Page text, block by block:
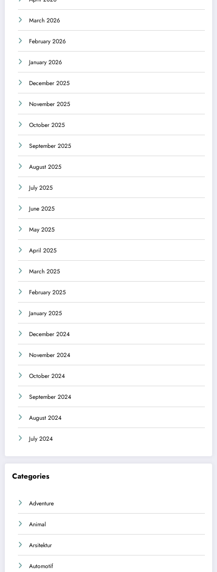
March 2026
February 2026
January 2026
December 2025
November 2025
October 2025
September 2025
August 2025
July 2025
June 2025
May 2025
April 2025
March 2025
February 2025
January 2025
December 2024
November 2024
October 2024
September 2024
August 2024
July 2024
Categories
Adventure
Animal
Arsitektur
Automotif